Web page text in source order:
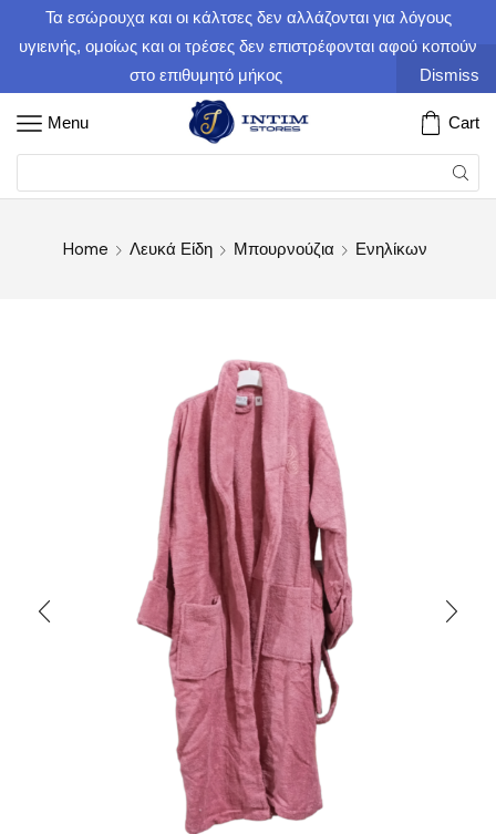
Τα εσώρουχα και οι κάλτσες δεν αλλάζονται για λόγους
υγιεινής, ομοίως και οι τρέσες δεν επιστρέφονται αφού κοπούν
στο επιθυμητό μήκος
Dismiss
Menu Cart
Home Λευκά Είδη Μπουρνούζια Ενηλίκων